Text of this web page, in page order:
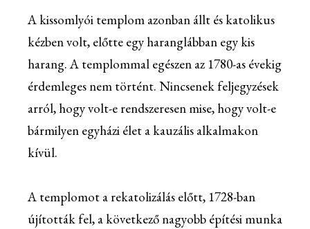
A kissomlyói templom azonban állt és katolikus
kézben volt, előtte egy haranglábban egy kis
harang. A templommal egészen az 1780-as évekig
érdemleges nem történt. Nincsenek feljegyzések
arról, hogy volt-e rendszeresen mise, hogy volt-e
bármilyen egyházi élet a kauzális alkalmakon
kívül.
A templomot a rekatolizálás előtt, 1728-ban
újították fel, a következő nagyobb építési munka